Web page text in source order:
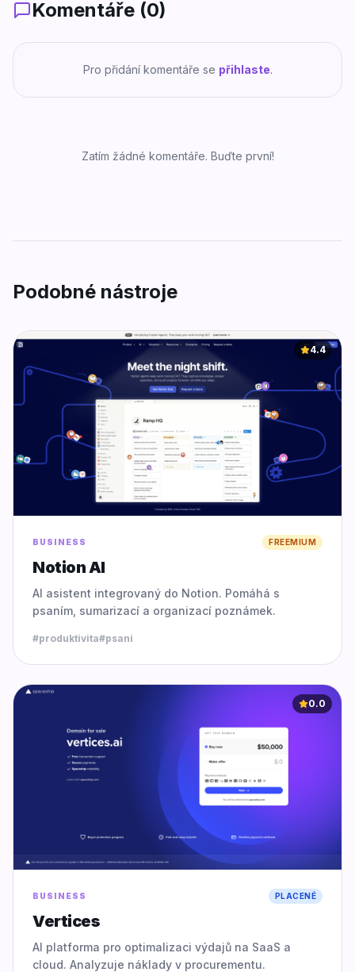
Komentáře (0)
Pro přidání komentáře se přihlaste.
Zatím žádné komentáře. Buďte první!
Podobné nástroje
4.4
BUSINESS FREEMIUM
Notion AI
AI asistent integrovaný do Notion. Pomáhá s
psaním, sumarizací a organizací poznámek.
#produktivita#psani
0.0
BUSINESS PLACENÉ
Vertices
AI platforma pro optimalizaci výdajů na SaaS a
cloud. Analyzuje náklady v procurementu.